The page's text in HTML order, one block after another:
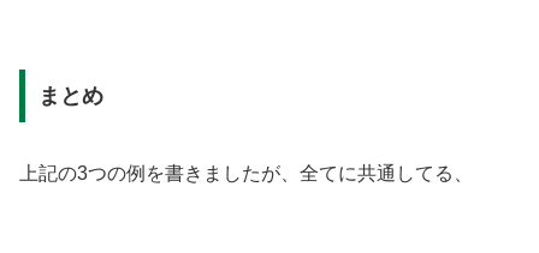
まとめ
上記の3つの例を書きましたが、全てに共通してる、